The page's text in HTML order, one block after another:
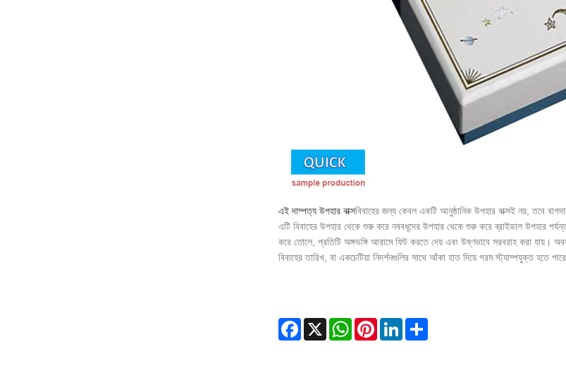
এই দাম্পত্য উপহার বাক্সবিবাহের জন্য কেবল একটি আনুষ্ঠানিক উপহার বাক্সই নয়, তবে
এটি বিবাহের উপহার থেকে শুরু করে নববধূদের উপহার থেকে শুরু করে ব্রাইডাল উপহার
করে তোলে, প্রতিটি অঙ্গভঙ্গি আরামে ফিট করতে দেয় এবং উষ্ণভাবে সরবরাহ করা যায়।
বিবাহের তারিখ, বা একচেটিয়া নিদর্শনগুলির সাথে আঁকা হাত দিয়ে গরম স্ট্যাম্পযুক্ত হতে
Facebook
X WhatsAppPinterestLinkedInShare